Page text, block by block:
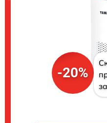
-20%